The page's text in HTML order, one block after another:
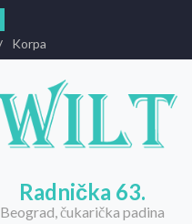
Korpa
Radnička 63.
Beograd, čukarička padina